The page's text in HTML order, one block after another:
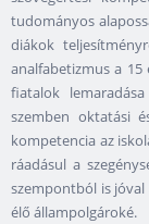
tudományos
diákok
analfabetizmus a 15
fiatalok
szemben oktatási
kompetencia az
ráadásul a
szempontból is
élő állampolgároké.